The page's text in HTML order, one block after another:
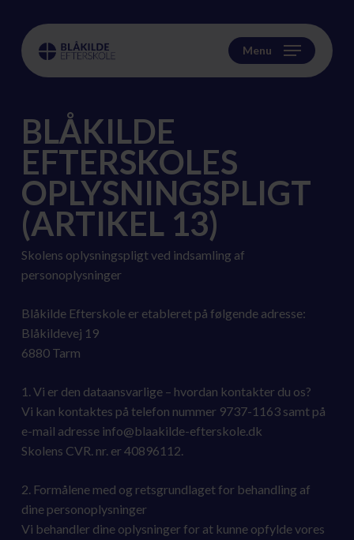
main
content
Menu
BLÅKILDE
EFTERSKOLES
OPLYSNINGSPLIGT
(ARTIKEL 13)
Skolens oplysningspligt ved indsamling af
personoplysninger
Blåkilde Efterskole er etableret på følgende adresse:
Blåkildevej 19
6880 Tarm
1. Vi er den dataansvarlige – hvordan kontakter du os?
Vi kan kontaktes på telefon nummer 9737-1163 samt på
e-mail adresse info@blaakilde-efterskole.dk
Skolens CVR. nr. er 40896112.
2. Formålene med og retsgrundlaget for behandling af
dine personoplysninger
Vi behandler dine oplysninger for at kunne opfylde vores